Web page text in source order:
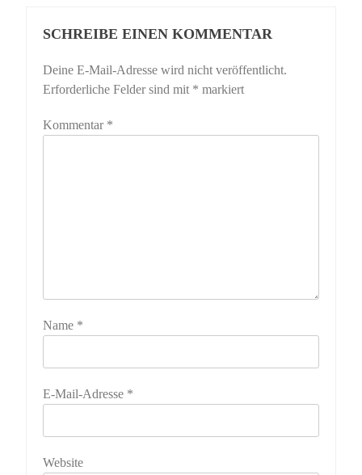
SCHREIBE EINEN KOMMENTAR
Deine E-Mail-Adresse wird nicht veröffentlicht.
Erforderliche Felder sind mit * markiert
Kommentar *
Name *
E-Mail-Adresse *
Website